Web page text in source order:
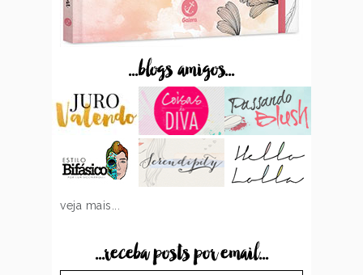
...blogs amigos...
veja mais...
...receba posts por email...